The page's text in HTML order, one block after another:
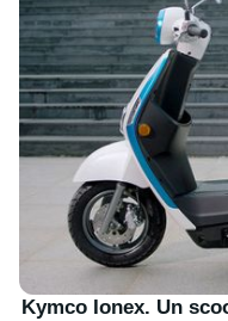
Kymco Ionex. Un